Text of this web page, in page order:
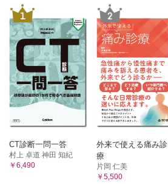
1
CT診断一問一答
村上 卓道 神田 知紀
￥6,490
2
外来で使える痛み診
療
片岡 仁美
￥5,500